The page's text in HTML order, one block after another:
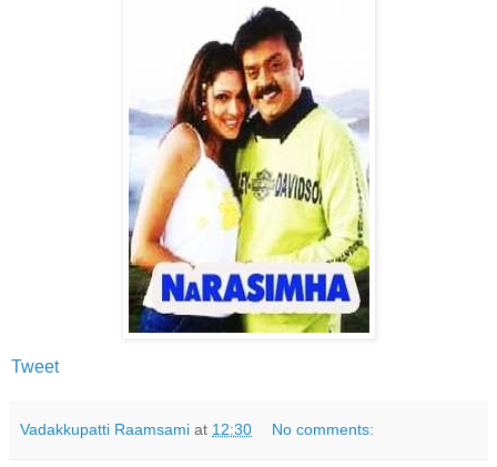
Tweet
Vadakkupatti Raamsami at 12:30 No comments: